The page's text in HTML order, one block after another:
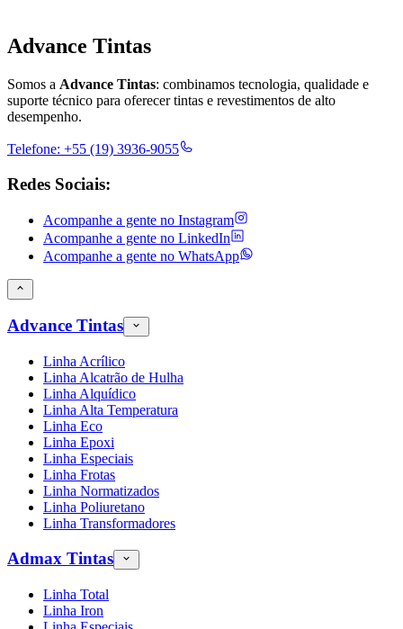
Advance Tintas
Somos a Advance Tintas: combinamos tecnologia, qualidade e
suporte técnico para oferecer tintas e revestimentos de alto
desempenho.
Telefone: +55 (19) 3936-9055
Redes Sociais:
Acompanhe a gente no Instagram
Acompanhe a gente no LinkedIn
Acompanhe a gente no WhatsApp
Advance Tintas
Linha Acrílico
Linha Alcatrão de Hulha
Linha Alquídico
Linha Alta Temperatura
Linha Eco
Linha Epoxi
Linha Especiais
Linha Frotas
Linha Normatizados
Linha Poliuretano
Linha Transformadores
Admax Tintas
Linha Total
Linha Iron